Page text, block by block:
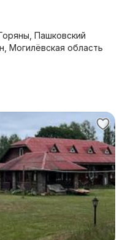
Пашковский
Могилёвская область